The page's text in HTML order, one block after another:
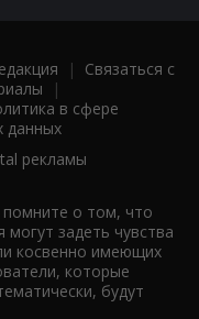
| Связаться с
|
в сфере
данных
рекламы
о том, что
задеть чувства
косвенно имеющих
которые
будут